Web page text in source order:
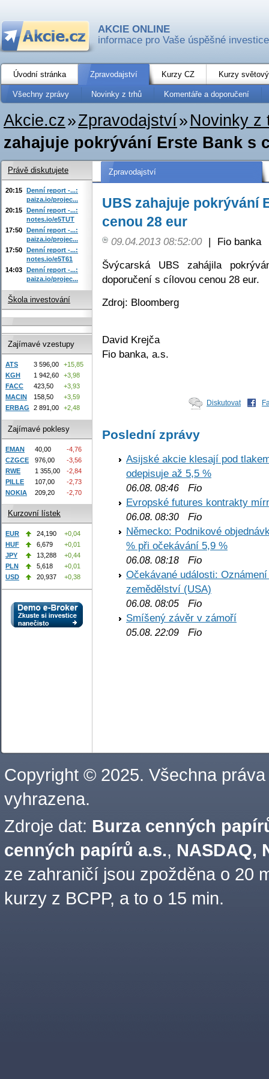
AKCIE ONLINE
informace pro Vaše úspěšné investice
Úvodní stránka Zpravodajství Kurzy CZ Kurzy
Všechny zprávy Novinky z trhů Komentáře a doporučení
Akcie.cz»Zpravodajství» Novinky z
zahajuje pokrývání Erste Bank s
Zpravodajství
UBS zahajuje pokrývání
cenou 28 eur
09.04.2013 08:52:00 |
Fio banka
Švýcarská UBS zahájila
doporučení s cílovou cenou 28 eur.
Zdroj: Bloomberg
David Krejča
Fio banka, a.s.
Diskutovat
Poslední zprávy
Asijské akcie klesají pod
odepisuje až 5,5 %
06.08. 08:46 Fio
Evropské futures kontrakty
06.08. 08:30 Fio
Německo: Podnikové
% při očekávání 5,9 %
06.08. 08:18 Fio
Očekávané události:
zemědělství (USA)
06.08. 08:05 Fio
Smíšený závěr v zámoří
05.08. 22:09 Fio
Právě diskutujete
20:15 Denní report -...:
paiza.io/projec...
20:15 Denní report -...:
notes.io/e5TUT
17:50 Denní report -...:
paiza.io/projec...
17:50 Denní report -...:
notes.io/e5T61
14:03 Denní report -...:
paiza.io/projec...
Škola investování
Zajímavé vzestupy
ATS 3 596,00
+15,85
KGH
1 942,60
+3,98
FACC
423,50
+3,93
MACIN
158,50
+3,59
ERBAG
2 891,00 +2,48
Zajímavé poklesy
EMAN 40,00
-4,76
CZGCE
976,00
-3,56
RWE
1 355,00
-2,84
PILLE
107,00
-2,73
NOKIA
209,20 -2,70
Kurzovní lístek
EUR 24,190
+0,04
HUF
6,679
+0,01
JPY
13,288
+0,44
PLN
5,618
+0,01
USD
20,937 +0,38
Copyright © 2025. Všechna práva
vyhrazena.
Zdroje dat: Burza cenných
cenných papírů a.s., NASDAQ,
ze zahraničí jsou zpožděna o 20
kurzy z BCPP, a to o 15 min.